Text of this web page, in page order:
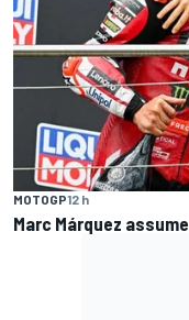
MOTOGP12 h
Marc Márquez